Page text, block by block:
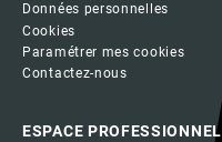
Données personnelles
Cookies
Paramétrer mes cookies
Contactez-nous
ESPACE PROFESSIONNEL